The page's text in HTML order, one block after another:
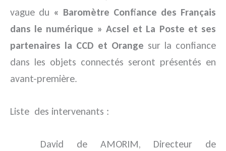
vague du « Baromètre Confiance des Français
dans le numérique » Acsel et La Poste et ses
partenaires la CCD et Orange sur la confiance
dans les objets connectés seront présentés en
avant-première.
Liste des intervenants :
David de AMORIM, Directeur de